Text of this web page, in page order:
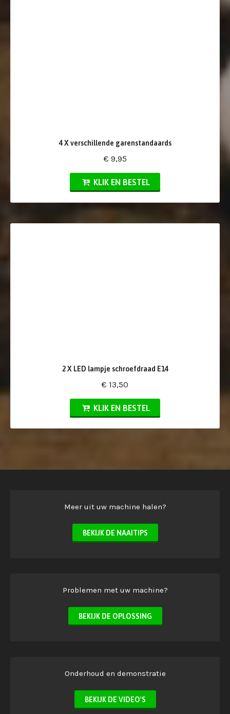
4 X verschillende garenstandaards
€ 9,95
KLIK EN BESTEL
2 X LED lampje schroefdraad E14
€ 13,50
KLIK EN BESTEL
Meer uit uw machine halen?
BEKIJK DE NAAITIPS
Problemen met uw machine?
BEKIJK DE OPLOSSING
Onderhoud en demonstratie
BEKIJK DE VIDEO'S